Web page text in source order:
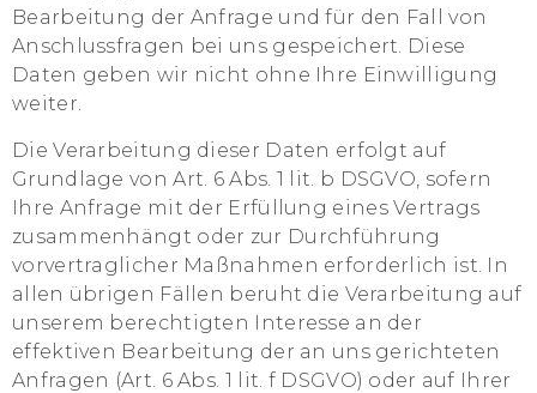
Bearbeitung der Anfrage und für den Fall von
Anschlussfragen bei uns gespeichert. Diese
Daten geben wir nicht ohne Ihre Einwilligung
weiter.
Die Verarbeitung dieser Daten erfolgt auf
Grundlage von Art. 6 Abs. 1 lit. b DSGVO, sofern
Ihre Anfrage mit der Erfüllung eines Vertrags
zusammenhängt oder zur Durchführung
vorvertraglicher Maßnahmen erforderlich ist. In
allen übrigen Fällen beruht die Verarbeitung auf
unserem berechtigten Interesse an der
effektiven Bearbeitung der an uns gerichteten
Anfragen (Art. 6 Abs. 1 lit. f DSGVO) oder auf Ihrer